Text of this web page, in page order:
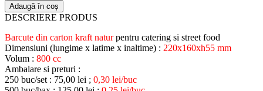
Adaugă în coș
DESCRIERE PRODUS
Barcute din carton kraft naturpentru catering si street food
Dimensiuni (lungime x latime x inaltime) : 220x160xh55 mm
Volum : 800 cc
Ambalare si preturi :
250 buc/set : 75,00 lei ; 0,30 lei/buc